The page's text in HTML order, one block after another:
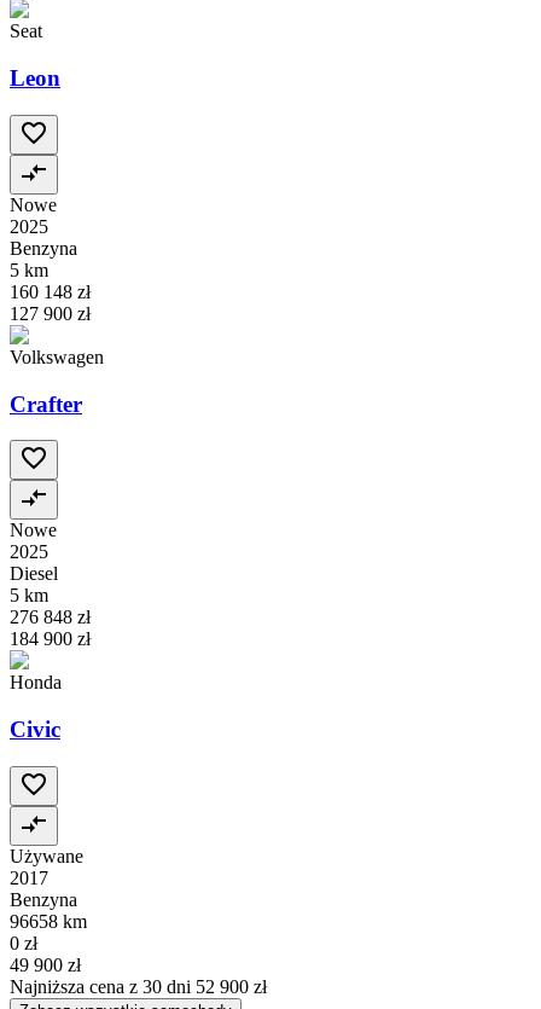
Seat
Leon
Nowe
2025
Benzyna
5 km
160 148 zł
127 900 zł
Volkswagen
Crafter
Nowe
2025
Diesel
5 km
276 848 zł
184 900 zł
Honda
Civic
Używane
2017
Benzyna
96658 km
0 zł
49 900 zł
Najniższa cena z 30 dni 52 900 zł